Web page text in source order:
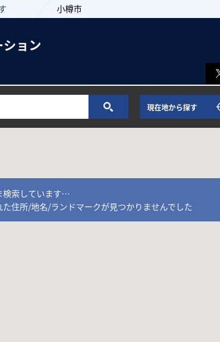
小樽市
ョン
現在地から探す
検索しています…
た住所/地名/ランドマークが見つかりませんでした